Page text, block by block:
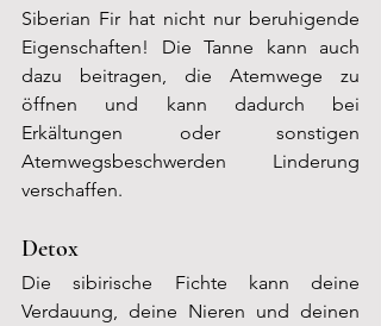
Siberian Fir hat nicht nur beruhigende
Eigenschaften! Die Tanne kann auch
dazu beitragen, die Atemwege zu
öffnen und kann dadurch bei
Erkältungen oder sonstigen
Atemwegsbeschwerden Linderung
verschaffen.
Detox
Die sibirische Fichte kann deine
Verdauung, deine Nieren und deinen